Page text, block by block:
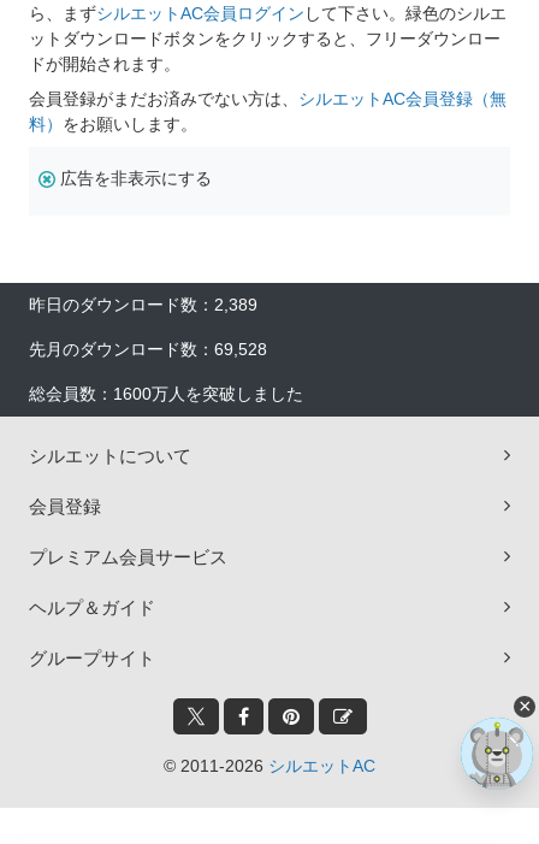
ら、まずシルエットAC会員ログイン して下さい。緑色のシルエ
ットダウンロードボタンをクリックすると、フリーダウンロー
ドが開始されます。
会員登録がまだお済みでない方は、 シルエットAC会員登録（無
料） をお願いします。
広告を非表示にする
昨日のダウンロード数：2,389
先月のダウンロード数：69,528
総会員数：1600万人を突破しました
シルエットについて
会員登録
プレミアム会員サービス
ヘルプ＆ガイド
グループサイト
© 2011-2026 シルエットAC
×